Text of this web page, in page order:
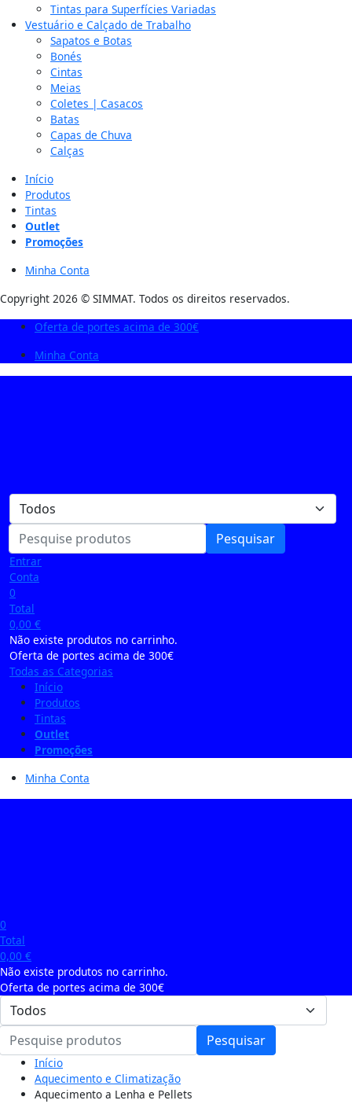
Tintas para Superfícies Variadas
Vestuário e Calçado de Trabalho
Sapatos e Botas
Bonés
Cintas
Meias
Coletes | Casacos
Batas
Capas de Chuva
Calças
Início
Produtos
Tintas
Outlet
Promoções
Minha Conta
Copyright 2026 © SIMMAT. Todos os direitos reservados.
Oferta de portes acima de 300€
Minha Conta
Pesquisar
Entrar
Conta
0
Total
0,00 €
Não existe produtos no carrinho.
Oferta de portes acima de 300€
Todas as Categorias
Início
Produtos
Tintas
Outlet
Promoções
Minha Conta
0
Total
0,00 €
Não existe produtos no carrinho.
Oferta de portes acima de 300€
Pesquisar
Início
Aquecimento e Climatização
Aquecimento a Lenha e Pellets